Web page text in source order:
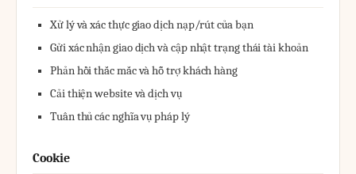
Xử lý và xác thực giao dịch nạp/rút của bạn
Gửi xác nhận giao dịch và cập nhật trạng thái tài khoản
Phản hồi thắc mắc và hỗ trợ khách hàng
Cải thiện website và dịch vụ
Tuân thủ các nghĩa vụ pháp lý
Cookie